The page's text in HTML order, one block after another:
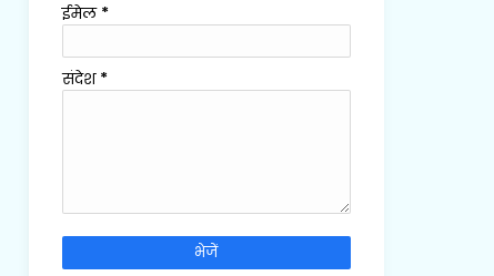
ईमेल *
संदेश *